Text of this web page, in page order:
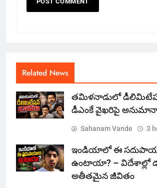
Related News
తమిళనాడులో
డీఎంకే వైఖరిపై
Sahanam Vande 3
ఇండియాలో‌ ఈ
ఉంటాయా? – విదేశాల్లో
అతీతమైన జీవితం